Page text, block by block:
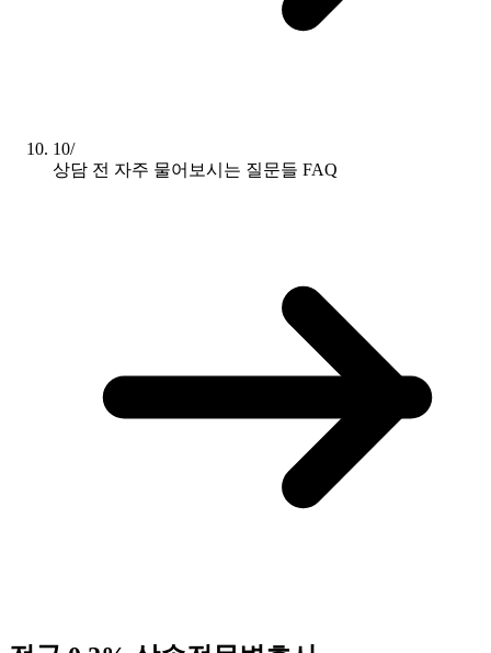
10/
상담 전 자주 물어보시는 질문들 FAQ